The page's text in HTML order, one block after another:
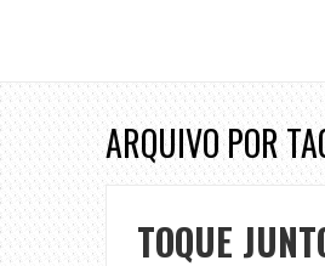
ARQUIVO POR
TOQUE